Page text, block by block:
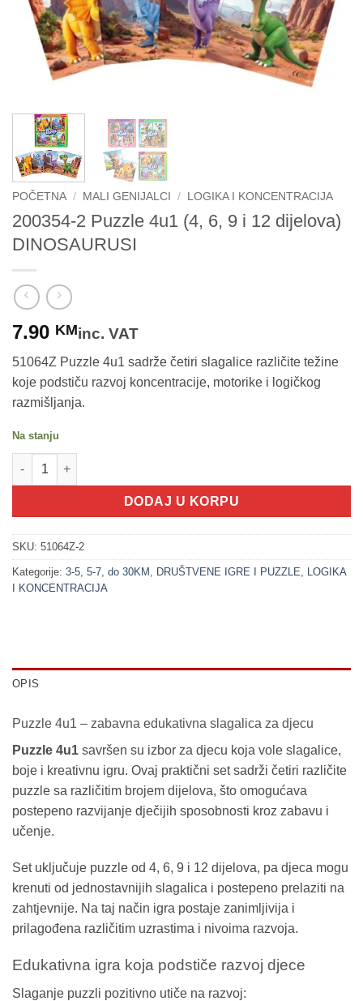
POČETNA / MALI GENIJALCI / LOGIKA I KONCENTRACIJA
200354-2 Puzzle 4u1 (4, 6, 9 i 12 dijelova)
DINOSAURUSI
7.90 KMinc. VAT
51064Z Puzzle 4u1 sadrže četiri slagalice različite težine
koje podstiču razvoj koncentracije, motorike i logičkog
razmišljanja.
Na stanju
200354-2 Puzzle 4u1 (4, 6, 9 i 12 dijelova) DINOSAURUSI
DODAJ U KORPU
SKU: 51064Z-2
Kategorije: 3-5 5-7 do 30KM DRUŠTVENE IGRE I PUZZLE
LOGIKA
I KONCENTRACIJA
OPIS
Puzzle 4u1 – zabavna edukativna slagalica za djecu
Puzzle 4u1 savršen su izbor za djecu koja vole slagalice,
boje i kreativnu igru. Ovaj praktični set sadrži četiri različite
puzzle sa različitim brojem dijelova, što omogućava
postepeno razvijanje dječijih sposobnosti kroz zabavu i
učenje.
Set uključuje puzzle od 4, 6, 9 i 12 dijelova, pa djeca mogu
krenuti od jednostavnijih slagalica i postepeno prelaziti na
zahtjevnije. Na taj način igra postaje zanimljivija i
prilagođena različitim uzrastima i nivoima razvoja.
Edukativna igra koja podstiče razvoj djece
Slaganje puzzli pozitivno utiče na razvoj: